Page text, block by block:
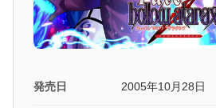
発売日 2005年10月28日